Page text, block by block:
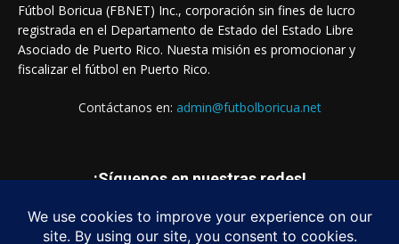
Fútbol Boricua (FBNET) Inc., corporación sin fines de lucro
registrada en el Departamento de Estado del Estado Libre
Asociado de Puerto Rico. Nuesta misión es promocionar y
fiscalizar el fútbol en Puerto Rico.
Contáctanos en: admin@futbolboricua.net
¡Síguenos en nuestras redes!